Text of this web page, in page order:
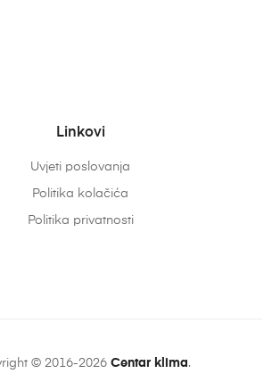
Linkovi
Uvjeti poslovanja
Politika kolačića
Politika privatnosti
© 2016-2026 Centar klima.